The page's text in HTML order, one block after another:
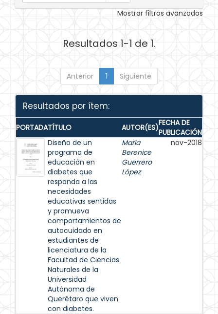
Mostrar filtros avanzados
Resultados 1-1 de 1.
Anterior 1 Siguiente
Resultados por ítem:
PORTADATÍTULO AUTOR(ES)FECHA DE
PUBLICACIÓN
Diseño de un
programa de
educación en
diabetes que
responda a las
necesidades
educativas sentidas
y promueva
comportamientos de
autocuidado en
estudiantes de
licenciatura de la
Facultad de Ciencias
Naturales de la
Universidad
Autónoma de
Querétaro que viven
con diabetes.
María
Berenice
Guerrero
López
nov-2018